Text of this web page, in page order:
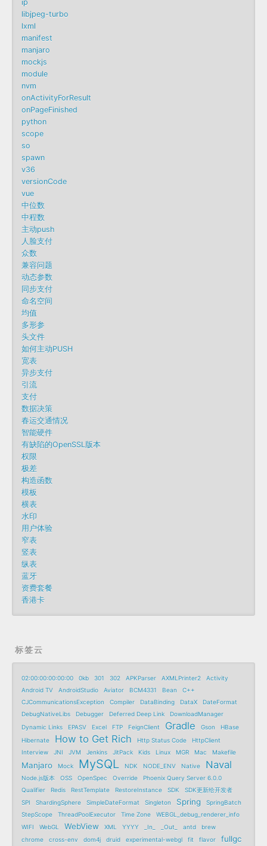
ip
libjpeg-turbo
lxml
manifest
manjaro
mockjs
module
nvm
onActivityForResult
onPageFinished
python
scope
so
spawn
v36
versionCode
vue
中位数
中程数
主动push
人脸支付
众数
兼容问题
动态参数
同步支付
命名空间
均值
多形参
头文件
如何主动PUSH
宽表
异步支付
引流
支付
数据决策
春运交通情况
智能硬件
有缺陷的OpenSSL版本
权限
极差
构造函数
模板
横表
水印
用户体验
窄表
竖表
纵表
蓝牙
资费套餐
香港卡
标签云
02:00:00:00:00:00 0kb 301 302 APKParser AXMLPrinter2
Activity
Android TV
AndroidStudio Aviator BCM4331 Bean
C++
CJCommunicationsException
Compiler DataBinding DataX
DateFormat
DebugNativeLibs
Debugger Deferred Deep Link
DownloadManager
Dynamic Links
EPASV Excel FTP FeignClient Gradle Gson
HBase
Hibernate
How to Get Rich Http Status Code
HttpClient
Interview
JNI JVM Jenkins JitPack Kids Linux MGR Mac Makefile
Manjaro Mock MySQL NDK NODE_ENV Native Naval
Node.js版本 OSS OpenSpec Override
Phoenix Query Server 6.0.0
Qualifier
Redis RestTemplate RestoreInstance SDK
SDK更新给开发者
SPI
ShardingSphere SimpleDateFormat Singleton Spring
SpringBatch
StepScope
ThreadPoolExecutor Time Zone
WEBGL_debug_renderer_info
WIFI
WebGL WebView XML YYYY _In_ _Out_ antd
brew
chrome
cross-env dom4j druid experimental-webgl fit flavor fullgc